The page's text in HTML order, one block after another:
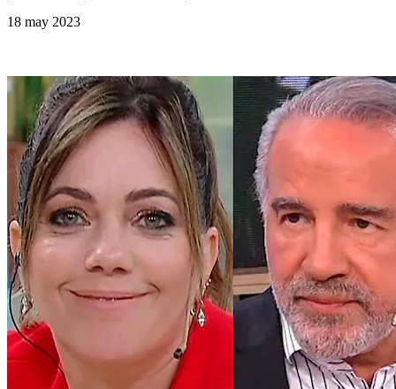
18 may 2023